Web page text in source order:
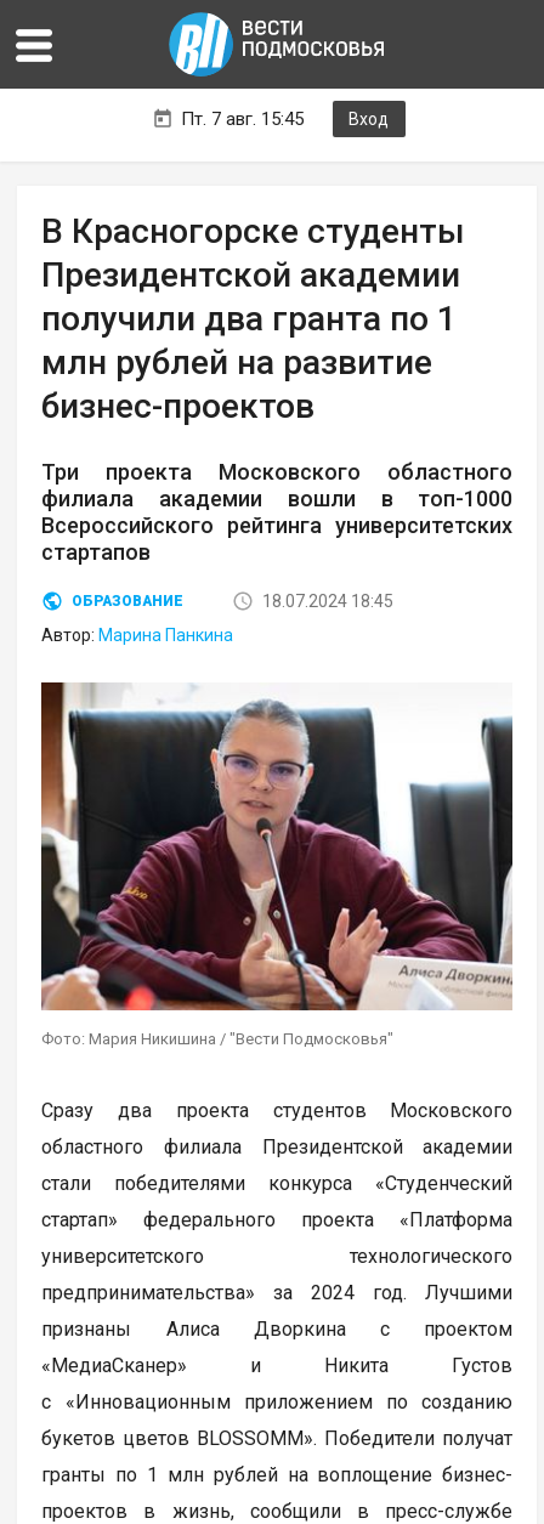
Пт. 7 авг. 15:45 Вход
В Красногорске студенты
Президентской академии
получили два гранта по 1
млн рублей на развитие
бизнес-проектов
Три проекта Московского областного
филиала академии вошли в топ-1000
Всероссийского рейтинга университетских
стартапов
ОБРАЗОВАНИЕ
18.07.2024 18:45
Автор: Марина Панкина
Фото: Мария Никишина / "Вести Подмосковья"
Сразу два проекта студентов Московского
областного филиала Президентской академии
стали победителями конкурса «Студенческий
стартап» федерального проекта «Платформа
университетского технологического
предпринимательства» за 2024 год. Лучшими
признаны Алиса Дворкина с проектом
«МедиаСканер» и Никита Густов
с «Инновационным приложением по созданию
букетов цветов BLOSSOMM». Победители получат
гранты по 1 млн рублей на воплощение бизнес-
проектов в жизнь, сообщили в пресс-службе